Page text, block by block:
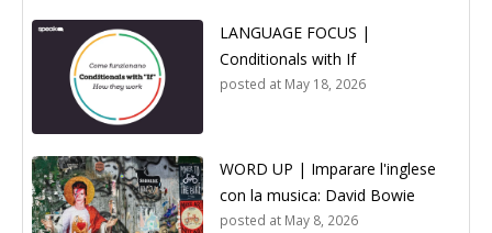
LANGUAGE FOCUS |
Conditionals with If
posted at May 18, 2026
WORD UP | Imparare l'inglese
con la musica: David Bowie
posted at May 8, 2026